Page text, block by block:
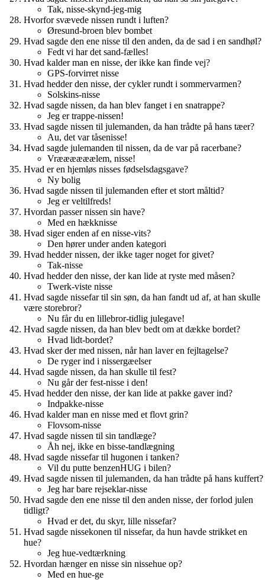
Tak, nisse-skynd-jeg-mig
Hvorfor svævede nissen rundt i luften?
Øresund-broen blev bombet
Hvad sagde den ene nisse til den anden, da de sad i en sandhøl?
Fedt vi har det sand-fælles!
Hvad kalder man en nisse, der ikke kan finde vej?
GPS-forvirret nisse
Hvad hedder den nisse, der cykler rundt i sommervarmen?
Solskins-nisse
Hvad sagde nissen, da han blev fanget i en snatrappe?
Jeg er trappe-nissen!
Hvad sagde nissen til julemanden, da han trådte på hans tæer?
Au, det var tåsenisse!
Hvad sagde julemanden til nissen, da de var på racerbane?
Vræææææælem, nisse!
Hvad er en hjemløs nisses fødselsdagsgave?
Ny bolig
Hvad sagde nissen til julemanden efter et stort måltid?
Jeg er veltilfreds!
Hvordan passer nissen sin have?
Med en hækknisse
Hvad siger enden af en nisse-vits?
Den hører under anden kategori
Hvad hedder nissen, der ikke tager noget for givet?
Tak-nisse
Hvad hedder den nisse, der kan lide at ryste med måsen?
Twerk-viste nisse
Hvad sagde nissefar til sin søn, da han fandt ud af, at han skulle
være storebror?
Nu får du en lillebror-tidlig julegave!
Hvad sagde nissen, da han blev bedt om at dække bordet?
Hvad lidt-bordet?
Hvad sker der med nissen, når han laver en fejltagelse?
De ryger ind i nissergæelser
Hvad sagde nissen, da han skulle til fest?
Nu går der fest-nisse i den!
Hvad hedder den nisse, der kan lide at pakke gaver ind?
Indpakke-nisse
Hvad kalder man en nisse med et flovt grin?
Flovsom-nisse
Hvad sagde nissen til sin tandlæge?
Åh nej, ikke en bisse-tandlægning
Hvad sagde nissefar til hugonen i tanken?
Vil du putte benzenHUG i bilen?
Hvad sagde nissen til julemanden, da han trådte på hans kuffert?
Jeg har bare rejseklar-nisse
Hvad sagde den ene nisse til den anden nisse, der forlod julen
tidligt?
Hvad er det, du skyr, lille nissefar?
Hvad sagde nissekonen til nissefar, da hun havde strikket en
hue?
Jeg hue-vedtærkning
Hvordan hænger en nisse sin nissehue op?
Med en hue-ge